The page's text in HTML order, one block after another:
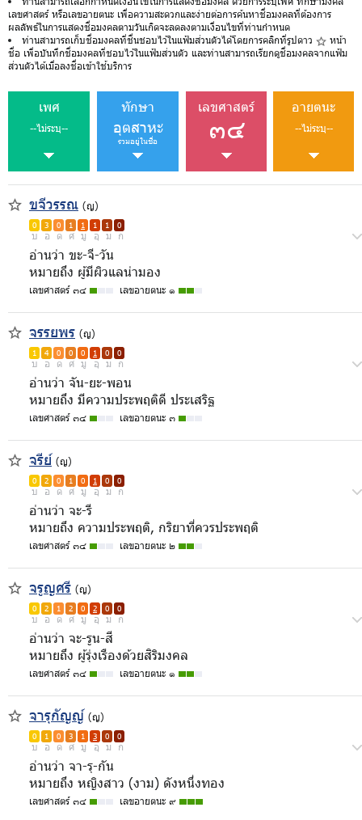
เลขศาสตร์ หรือเลขอายตนะ เพื่อความสะดวกและง่ายต่อการค้นหาชื่อมงคลที่ต้องการ
ผลลัพธ์ในการแสดงชื่อมงคลตามวันเกิดจะลดลงตามเงื่อนไขที่ท่านกำหนด
ท่านสามารถเก็บชื่อมงคลที่ชื่นชอบไว้ในแฟ้มส่วนตัวได้โดยการคลิกที่รูปดาว
หน้า
ชื่อ เพื่อบันทึกชื่อมงคลที่ชอบไว้ในแฟ้มส่วนตัว และท่านสามารถเรียกดูชื่อมงคลจากแฟ้ม
ส่วนตัวได้เมื่อลงชื่อเข้าใช้บริการ
เพศ
--ไม่ระบุ--
ทักษา
อุตสาหะ
รวมอยู่ในชื่อ
เลขศาสตร์
๓๔
อายตนะ
--ไม่ระบุ--
ขจีวรรณ (ญ)
0 3 0 1 1 1 1 0
บ อ ด ศ มู อุ ม ก
อ่านว่า ขะ-จี-วัน
หมายถึง ผู้มีผิวแลน่ามอง
เลขศาสตร์ ๓๔ เลขอายตนะ ๑
จรรยพร (ญ)
1 4 0 0 0 1 0 0
บ อ ด ศ มู อุ ม ก
อ่านว่า จัน-ยะ-พอน
หมายถึง มีความประพฤติดี ประเสริฐ
เลขศาสตร์ ๓๔ เลขอายตนะ ๓
จรีย์ (ญ)
0 2 0 1 0 1 0 0
บ อ ด ศ มู อุ ม ก
อ่านว่า จะ-รี
หมายถึง ความประพฤติ, กริยาที่ควรประพฤติ
เลขศาสตร์ ๓๔ เลขอายตนะ ๒
จรูญศรี (ญ)
0 2 1 2 0 2 0 0
บ อ ด ศ มู อุ ม ก
อ่านว่า จะ-รูน-สี
หมายถึง ผู้รุ่งเรืองด้วยสิริมงคล
เลขศาสตร์ ๓๔ เลขอายตนะ ๑
จารุกัญญ์ (ญ)
0 1 0 3 1 3 0 0
บ อ ด ศ มู อุ ม ก
อ่านว่า จา-รุ-กัน
หมายถึง หญิงสาว (งาม) ดังหนึ่งทอง
เลขศาสตร์ ๓๔ เลขอายตนะ ๙